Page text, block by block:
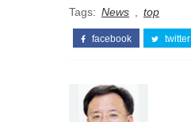
Tags: News top
facebook twitter